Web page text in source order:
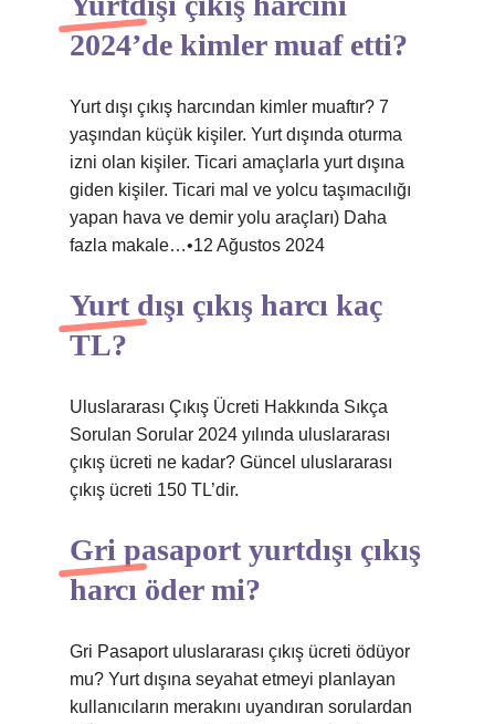
2024’de kimler muaf etti?
Yurt dışı çıkış harcından kimler muaftır? 7
yaşından küçük kişiler. Yurt dışında oturma
izni olan kişiler. Ticari amaçlarla yurt dışına
giden kişiler. Ticari mal ve yolcu taşımacılığı
yapan hava ve demir yolu araçları) Daha
fazla makale…•12 Ağustos 2024
Yurt dışı çıkış harcı kaç
TL?
Uluslararası Çıkış Ücreti Hakkında Sıkça
Sorulan Sorular 2024 yılında uluslararası
çıkış ücreti ne kadar? Güncel uluslararası
çıkış ücreti 150 TL’dir.
Gri pasaport yurtdışı çıkış
harcı öder mi?
Gri Pasaport uluslararası çıkış ücreti ödüyor
mu? Yurt dışına seyahat etmeyi planlayan
kullanıcıların merakını uyandıran sorulardan